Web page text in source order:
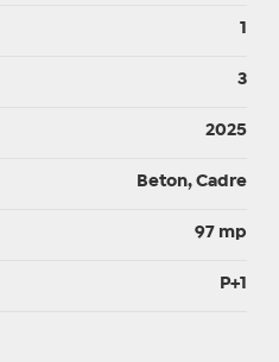
1
3
2025
Beton, Cadre
97 mp
P+1